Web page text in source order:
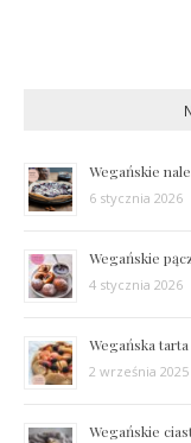
Wegańskie
6 stycznia 2026
Wegańskie
4 stycznia 2026
Wegańska
2 września 2025
Wegańskie